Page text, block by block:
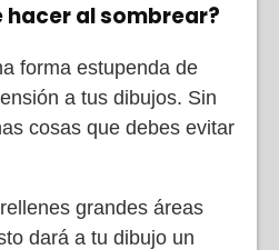
hacer al sombrear?
forma estupenda de
a tus dibujos. Sin
cosas que debes evitar
grandes áreas
dará a tu dibujo un